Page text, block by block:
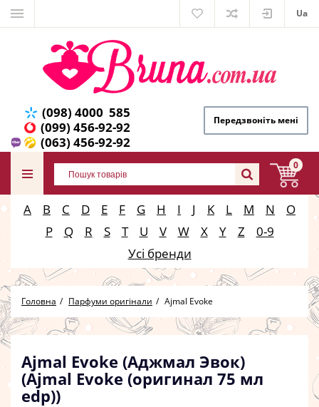
Ua
(098) 4000 585
(099) 456-92-92
(063) 456-92-92
Передзвоніть мені
0
A B C D E F G H I J K L M N
O
P
Q R S T U V W X Y Z
0-9
Усі бренди
Головна Парфуми оригінали Ajmal Evoke
Ajmal Evoke (Аджмал Эвок)
(Ajmal Evoke (оригинал 75 мл
edp))